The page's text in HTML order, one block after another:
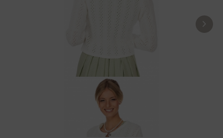
Strickjacke NEUSTADT ecru
ab 69,90 €